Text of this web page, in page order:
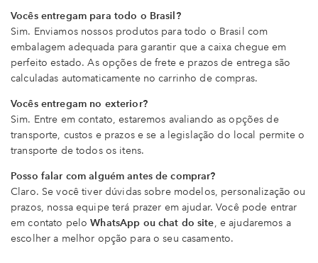
Vocês entregam para todo o Brasil?
Sim. Enviamos nossos produtos para todo o Brasil com
embalagem adequada para garantir que a caixa chegue em
perfeito estado. As opções de frete e prazos de entrega são
calculadas automaticamente no carrinho de compras.
Vocês entregam no exterior?
Sim. Entre em contato, estaremos avaliando as opções de
transporte, custos e prazos e se a legislação do local permite o
transporte de todos os itens.
Posso falar com alguém antes de comprar?
Claro. Se você tiver dúvidas sobre modelos, personalização ou
prazos, nossa equipe terá prazer em ajudar. Você pode entrar
em contato peloWhatsApp ou chat do site, e ajudaremos a
escolher a melhor opção para o seu casamento.